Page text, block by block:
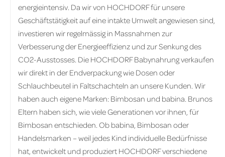
energieintensiv. Da wir von HOCHDORF für unsere
Geschäftstätigkeit auf eine intakte Umwelt angewiesen sind,
investieren wir regelmässig in Massnahmen zur
Verbesserung der Energieeffizienz und zur Senkung des
CO2-Ausstosses. Die HOCHDORF Babynahrung verkaufen
wir direkt in der Endverpackung wie Dosen oder
Schlauchbeutel in Faltschachteln an unsere Kunden. Wir
haben auch eigene Marken: Bimbosan und babina. Brunos
Eltern haben sich, wie viele Generationen vor ihnen, für
Bimbosan entschieden. Ob babina, Bimbosan oder
Handelsmarken – weil jedes Kind individuelle Bedürfnisse
hat, entwickelt und produziert HOCHDORF verschiedene